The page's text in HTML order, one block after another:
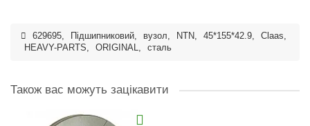
629695, Підшипниковий, вузол, NTN, 45*155*42.9, Claas,
HEAVY-PARTS, ORIGINAL, сталь
Також вас можуть зацікавити